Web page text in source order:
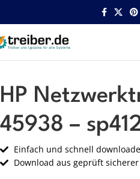
Startseite HP Netzwerk
HP
45938 –
Einfach und schnell
Download aus geprüft